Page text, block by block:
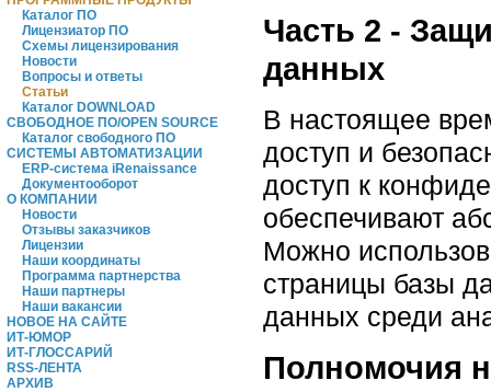
Каталог ПО
Лицензиатор ПО
Схемы лицензирования
Новости
Вопросы и ответы
Статьи
Каталог DOWNLOAD
СВОБОДНОЕ ПО/OPEN SOURCE
Каталог свободного ПО
СИСТЕМЫ АВТОМАТИЗАЦИИ
ERP-система iRenaissance
Документооборот
О КОМПАНИИ
Новости
Отзывы заказчиков
Лицензии
Наши координаты
Программа партнерства
Наши партнеры
Наши вакансии
НОВОЕ НА САЙТЕ
ИТ-ЮМОР
ИТ-ГЛОССАРИЙ
RSS-ЛЕНТА
АРХИВ
Часть 2 -
данных
В настоящее
доступ и
доступ к
обеспечивают
Можно
страницы базы
данных среди
Полномочия